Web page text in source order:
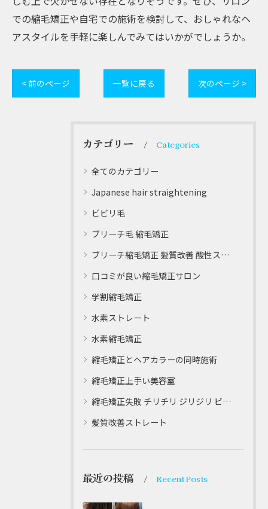
での縮毛矯正や自宅での施術を検討して、おしゃれなヘ
アスタイルを手軽に楽しんでみてはいかがでしょうか。
< 前のページ 一覧に戻る 次のページ >
カテゴリー Categories
全てのカテゴリー
Japanese hair straightening
ビビリ毛
ブリーチ毛 縮毛矯正
ブリーチ縮毛矯正 髪質改善 酸性ストレート
口コミが良い縮毛矯正サロン
学割縮毛矯正
水素ストレート
水素縮毛矯正
縮毛矯正とヘアカラーの同時施術
縮毛矯正上手い美容室
縮毛矯正失敗 チリチリ ジリジリ ビビり直し専門
髪質改善ストレート
最近の投稿 Recent Posts